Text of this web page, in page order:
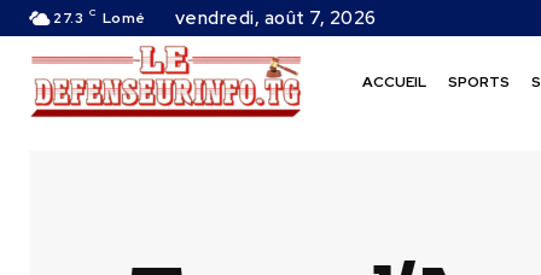
27.3 C Lomé vendredi, août 7, 2026
ACCUEIL SPORTS